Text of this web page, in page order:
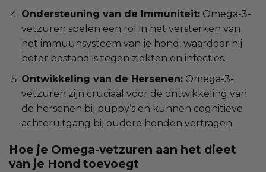
Ondersteuning van de Immuniteit:Omega-3-
vetzuren spelen een rol in het versterken van
het immuunsysteem van je hond, waardoor hij
beter bestand is tegen ziekten en infecties.
Ontwikkeling van de Hersenen:Omega-3-
vetzuren zijn cruciaal voor de ontwikkeling van
de hersenen bij puppy’s en kunnen cognitieve
achteruitgang bij oudere honden vertragen.
Hoe je Omega-vetzuren aan het dieet
van je Hond toevoegt